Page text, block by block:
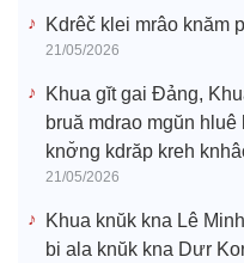
Kdrêč klei mrâo knăm
21/05/2026
Khua gĭt gai Đảng,
bruă mdrao mgŭn
knơ̆ng kdrăp kreh
21/05/2026
Khua knŭk kna Lê
bi ala knŭk kna Dưr